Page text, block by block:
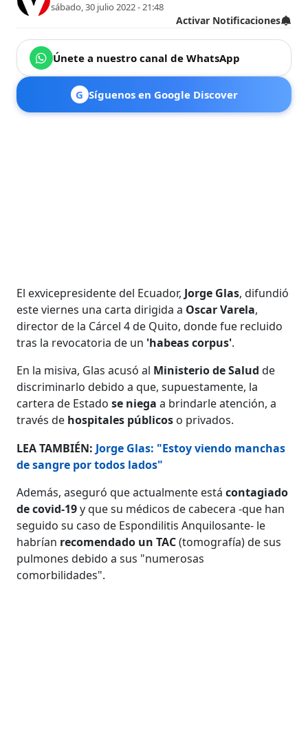
sábado, 30 julio 2022 - 21:48
Activar Notificaciones
Únete a nuestro canal de WhatsApp
G Síguenos en Google Discover
El exvicepresidente del Ecuador, Jorge Glas, difundió
este viernes una carta dirigida a Oscar Varela,
director de la Cárcel 4 de Quito, donde fue recluido
tras la revocatoria de un 'habeas corpus'.
En la misiva, Glas acusó al Ministerio de Salud de
discriminarlo debido a que, supuestamente, la
cartera de Estadose niega a brindarle atención, a
través de hospitales públicos o privados.
LEA TAMBIÉN: Jorge Glas: "Estoy viendo manchas
de sangre por todos lados"
Además, aseguró que actualmente estácontagiado
de covid-19y que su médicos de cabecera -que han
seguido su caso de Espondilitis Anquilosante- le
habrían recomendado un TAC(tomografía) de sus
pulmones debido a sus "numerosas
comorbilidades".